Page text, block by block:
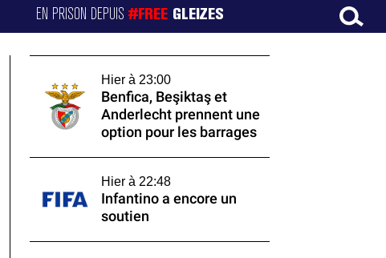
EN PRISON DEPUIS#FREE GLEIZES
Hier à 23:00
Benfica, Beşiktaş et
Anderlecht prennent une
option pour les barrages
Hier à 22:48
Infantino a encore un
soutien